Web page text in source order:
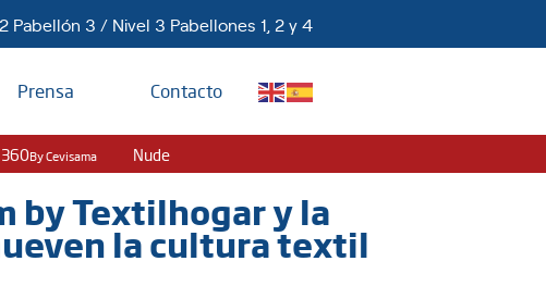
Pabellón 3 / Nivel 3 Pabellones 1, 2 y 4
Prensa Contacto
360By Cevisama Nude
by Textilhogar y la
la cultura textil